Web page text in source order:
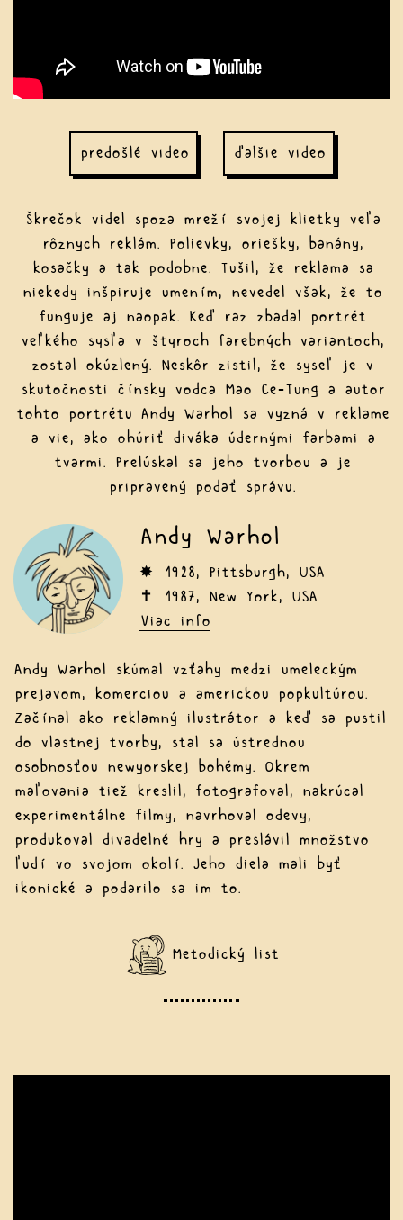
predošlé video ďalšie video
Škrečok videl spoza mreží svojej klietky veľa
rôznych reklám. Polievky, oriešky, banány,
kosačky a tak podobne. Tušil, že reklama sa
niekedy inšpiruje umením, nevedel však, že to
funguje aj naopak. Keď raz zbadal portrét
veľkého sysľa v štyroch farebných variantoch,
zostal okúzlený. Neskôr zistil, že syseľ je v
skutočnosti čínsky vodca Mao Ce-Tung a autor
tohto portrétu Andy Warhol sa vyzná v reklame
a vie, ako ohúriť diváka údernými farbami a
tvarmi. Prelúskal sa jeho tvorbou a je
pripravený podať správu.
Andy Warhol
✸ 1928, Pittsburgh, USA
✝ 1987, New York, USA
Viac info
Andy Warhol skúmal vzťahy medzi umeleckým
prejavom, komerciou a americkou popkultúrou.
Začínal ako reklamný ilustrátor a keď sa pustil
do vlastnej tvorby, stal sa ústrednou
osobnosťou newyorskej bohémy. Okrem
maľovania tiež kreslil, fotografoval, nakrúcal
experimentálne filmy, navrhoval odevy,
produkoval divadelné hry a preslávil množstvo
ľudí vo svojom okolí. Jeho diela mali byť
ikonické a podarilo sa im to.
Metodický list